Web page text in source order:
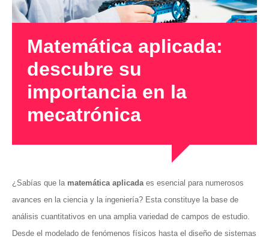
Matemática aplicada:
descubre su
importancia en la
mecatrónica
¿Sabías que la matemática aplicadaes esencial para numerosos
avances en la ciencia y la ingeniería? Esta constituye la base de
análisis cuantitativos en una amplia variedad de campos de estudio.
Desde el modelado de fenómenos físicos hasta el diseño de sistemas